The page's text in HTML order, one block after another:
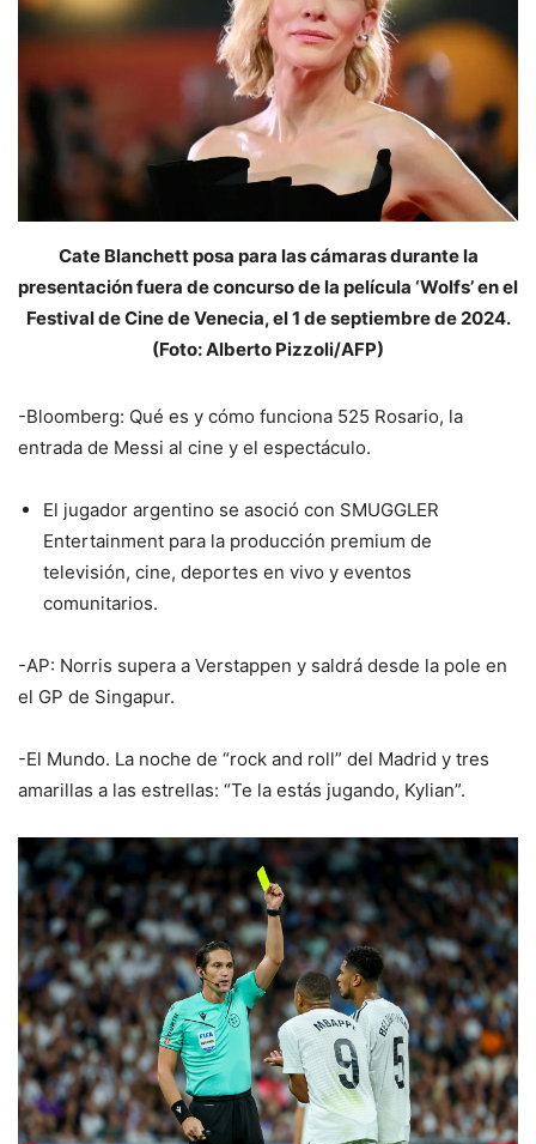
Cate Blanchett posa para las cámaras durante la
presentación fuera de concurso de la película ‘Wolfs’ en el
Festival de Cine de Venecia, el 1 de septiembre de 2024.
(Foto: Alberto Pizzoli/AFP)
-Bloomberg: Qué es y cómo funciona 525 Rosario, la
entrada de Messi al cine y el espectáculo.
El jugador argentino se asoció con SMUGGLER
Entertainment para la producción premium de
televisión, cine, deportes en vivo y eventos
comunitarios.
-AP: Norris supera a Verstappen y saldrá desde la pole en
el GP de Singapur.
-El Mundo. La noche de “rock and roll” del Madrid y tres
amarillas a las estrellas: “Te la estás jugando, Kylian”.